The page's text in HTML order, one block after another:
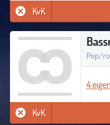
KvK
Pop/
4
KvK